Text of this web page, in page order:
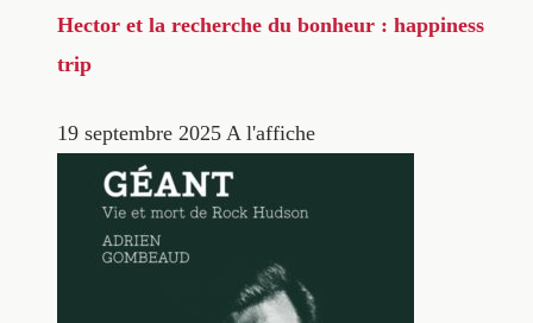
Hector et la recherche du bonheur : happiness
trip
19 septembre 2025 A l'affiche